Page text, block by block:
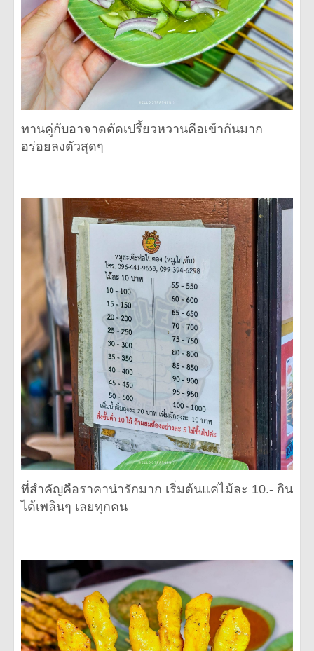
ทานคู่กับอาจาดตัดเปรี้ยวหวานคือเข้ากันมาก
อร่อยลงตัวสุดๆ
ที่สำคัญคือราคาน่ารักมาก เริ่มต้นแค่ไม้ละ 10.- กิน
ได้เพลินๆ เลยทุกคน